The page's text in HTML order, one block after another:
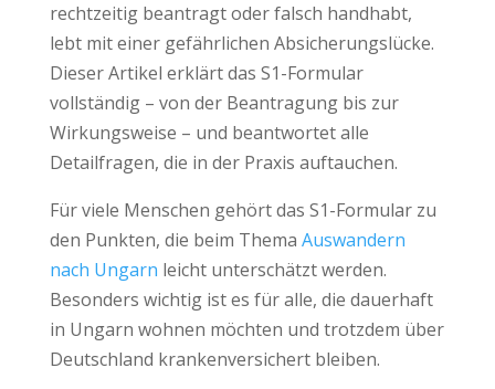
rechtzeitig beantragt oder falsch handhabt,
lebt mit einer gefährlichen Absicherungslücke.
Dieser Artikel erklärt das S1-Formular
vollständig – von der Beantragung bis zur
Wirkungsweise – und beantwortet alle
Detailfragen, die in der Praxis auftauchen.
Für viele Menschen gehört das S1-Formular zu
den Punkten, die beim Thema Auswandern
nach Ungarn leicht unterschätzt werden.
Besonders wichtig ist es für alle, die dauerhaft
in Ungarn wohnen möchten und trotzdem über
Deutschland krankenversichert bleiben.